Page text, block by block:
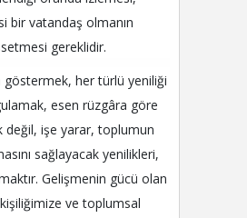
bir vatandaş olmanın
gereklidir.
göstermek, her türlü yeniliği
esen rüzgâra göre
değil, işe yarar, toplumun
sağlayacak yenilikleri,
Gelişmenin gücü olan
ve toplumsal